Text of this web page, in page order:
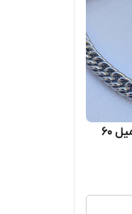
زنجیر مردانه کارتیر نقره ای ۹ میل ۶۰